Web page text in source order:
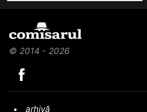
© 2014 - 2026
arhivă